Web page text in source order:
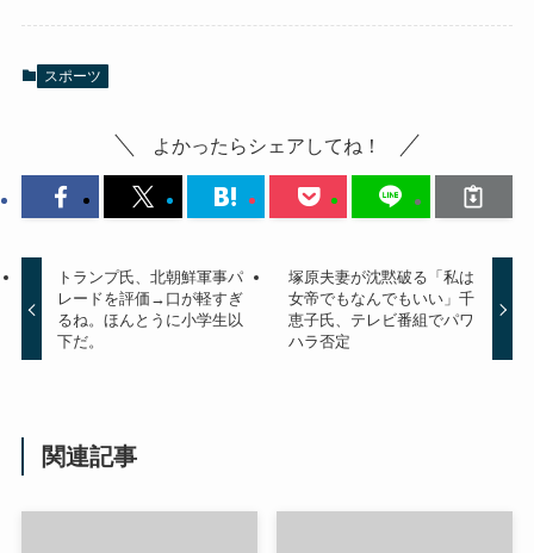
スポーツ
よかったらシェアしてね！
トランプ氏、北朝鮮軍事パ
レードを評価→口が軽すぎ
るね。ほんとうに小学生以
下だ。
塚原夫妻が沈黙破る「私は
女帝でもなんでもいい」千
恵子氏、テレビ番組でパワ
ハラ否定
関連記事